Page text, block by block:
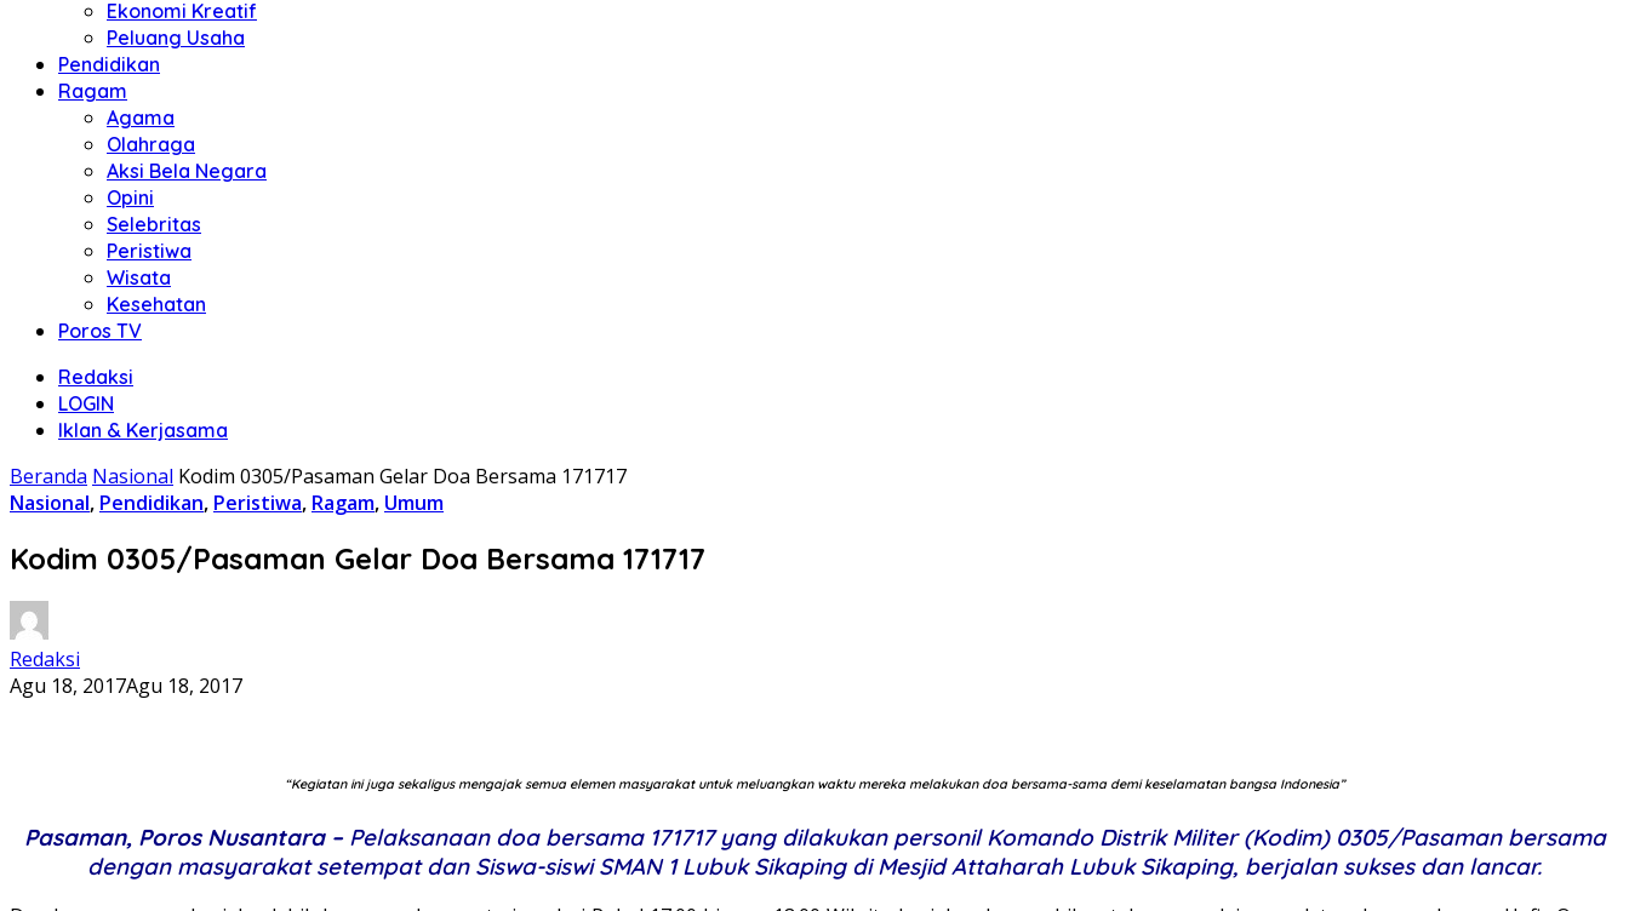
Ekonomi Kreatif
Peluang Usaha
Pendidikan
Ragam
Agama
Olahraga
Aksi Bela Negara
Opini
Selebritas
Peristiwa
Wisata
Kesehatan
Poros TV
Redaksi
LOGIN
Iklan & Kerjasama
Beranda Nasional Kodim 0305/Pasaman Gelar Doa Bersama 171717
Nasional, Pendidikan, Peristiwa, Ragam, Umum
Kodim 0305/Pasaman Gelar Doa Bersama 171717
Redaksi
Agu 18, 2017Agu 18, 2017
“Kegiatan ini juga sekaligus mengajak semua elemen masyarakat untuk meluangkan waktu mereka melakukan doa bersama-sama demi keselamatan bangsa Indonesia”
Pasaman, Poros Nusantara –Pelaksanaan doa bersama 171717 yang dilakukan personil Komando Distrik Militer (Kodim) 0305/Pasaman bersama
dengan masyarakat setempat dan Siswa-siswi SMAN 1 Lubuk Sikaping di Mesjid Attaharah Lubuk Sikaping, berjalan sukses dan lancar.